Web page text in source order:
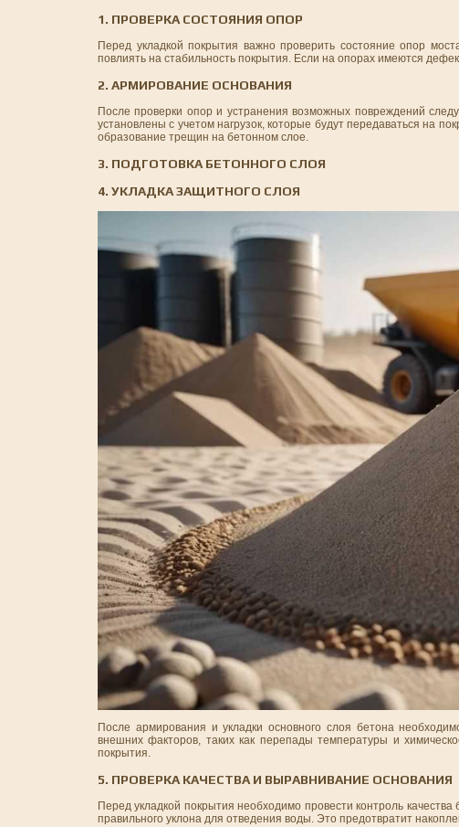
1. ПРОВЕРКА СОСТОЯНИЯ ОПОР
Перед укладкой покрытия важно проверить состояние опор
повлиять на стабильность покрытия. Если на опорах имеются
2. АРМИРОВАНИЕ ОСНОВАНИЯ
После проверки опор и устранения возможных повреждений
установлены с учетом нагрузок, которые будут передаваться на
образование трещин на бетонном слое.
3. ПОДГОТОВКА БЕТОННОГО СЛОЯ
4. УКЛАДКА ЗАЩИТНОГО СЛОЯ
После армирования и укладки основного слоя бетона
внешних факторов, таких как перепады температуры и
покрытия.
5. ПРОВЕРКА КАЧЕСТВА И ВЫРАВНИВАНИЕ ОСНОВАНИЯ
Перед укладкой покрытия необходимо провести контроль
правильного уклона для отведения воды. Это предотвратит